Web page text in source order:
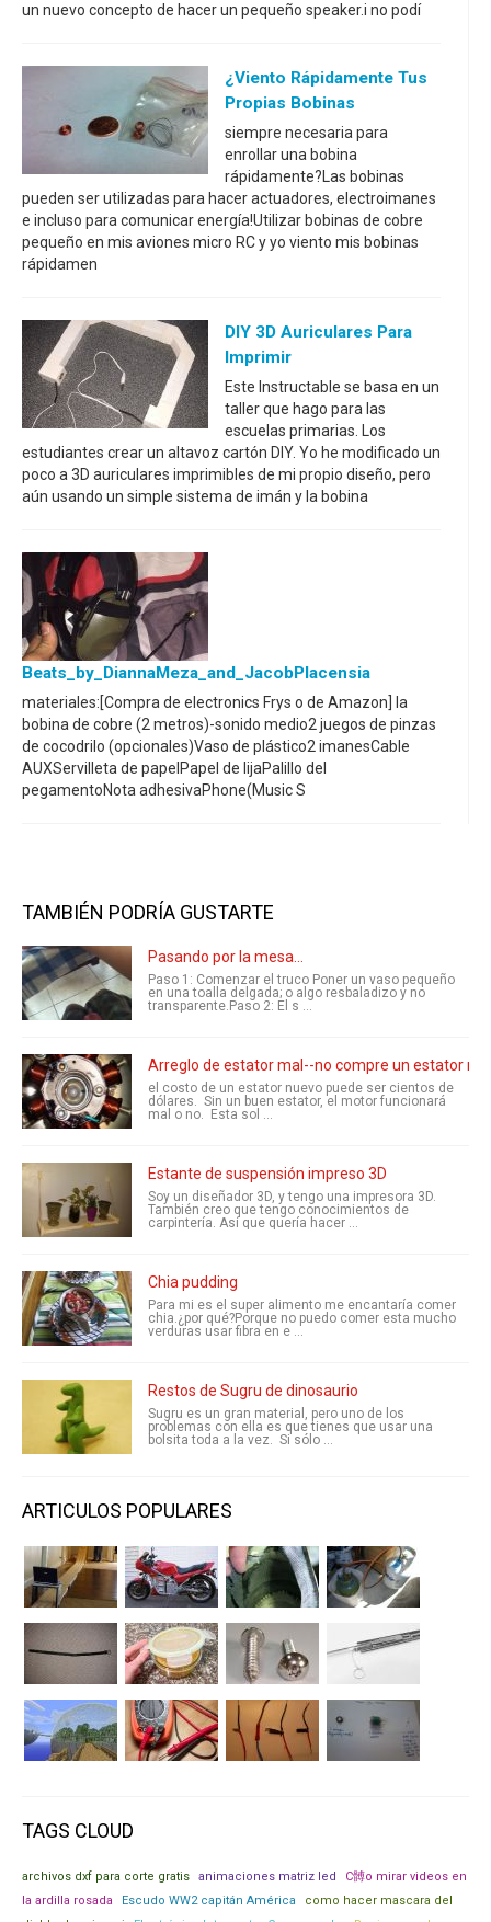
un nuevo concepto de hacer un pequeño speaker.i no podí
¿Viento Rápidamente Tus
Propias Bobinas
siempre necesaria para
enrollar una bobina
rápidamente?Las bobinas
pueden ser utilizadas para hacer actuadores, electroimanes
e incluso para comunicar energía!Utilizar bobinas de cobre
pequeño en mis aviones micro RC y yo viento mis bobinas
rápidamen
DIY 3D Auriculares Para
Imprimir
Este Instructable se basa en un
taller que hago para las
escuelas primarias. Los
estudiantes crear un altavoz cartón DIY. Yo he modificado un
poco a 3D auriculares imprimibles de mi propio diseño, pero
aún usando un simple sistema de imán y la bobina
Beats_by_DiannaMeza_and_JacobPlacensia
materiales:[Compra de electronics Frys o de Amazon] la
bobina de cobre (2 metros)-sonido medio2 juegos de pinzas
de cocodrilo (opcionales)Vaso de plástico2 imanesCable
AUXServilleta de papelPapel de lijaPalillo del
pegamentoNota adhesivaPhone(Music S
TAMBIÉN PODRÍA GUSTARTE
Pasando por la mesa...
Paso 1: Comenzar el truco Poner un vaso pequeño
en una toalla delgada; o algo resbaladizo y no
transparente.Paso 2: El s ...
Arreglo de estator mal--no compre un estator
el costo de un estator nuevo puede ser cientos de
dólares. Sin un buen estator, el motor funcionará
mal o no. Esta sol ...
Estante de suspensión impreso 3D
Soy un diseñador 3D, y tengo una impresora 3D.
También creo que tengo conocimientos de
carpintería. Así que quería hacer ...
Chia pudding
Para mi es el super alimento me encantaría comer
chia.¿por qué?Porque no puedo comer esta mucho
verduras usar fibra en e ...
Restos de Sugru de dinosaurio
Sugru es un gran material, pero uno de los
problemas con ella es que tienes que usar una
bolsita toda a la vez. Si sólo ...
ARTICULOS POPULARES
TAGS CLOUD
archivos dxf para corte gratis animaciones matriz led
C髆o mirar videos en
la ardilla rosada
Escudo WW2 capitán América
como hacer mascara del